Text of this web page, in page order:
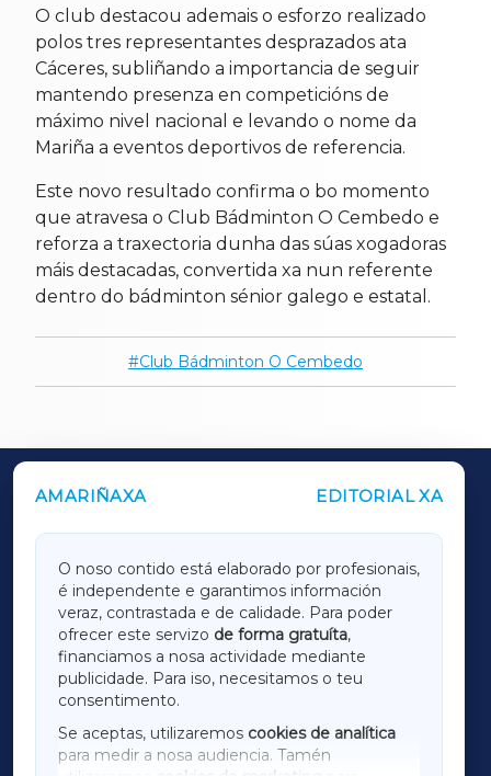
O club destacou ademais o esforzo realizado
polos tres representantes desprazados ata
Cáceres, subliñando a importancia de seguir
mantendo presenza en competicións de
máximo nivel nacional e levando o nome da
Mariña a eventos deportivos de referencia.
Este novo resultado confirma o bo momento
que atravesa o Club Bádminton O Cembedo e
reforza a traxectoria dunha das súas xogadoras
máis destacadas, convertida xa nun referente
dentro do bádminton sénior galego e estatal.
Club Bádminton O Cembedo
AMARIÑAXA EDITORIAL XA
O noso contido está elaborado por profesionais,
é independente e garantimos información
veraz, contrastada e de calidade. Para poder
ofrecer este servizo de forma gratuíta,
financiamos a nosa actividade mediante
publicidade. Para iso, necesitamos o teu
consentimento.
Se aceptas, utilizaremos cookies de analítica
para medir a nosa audiencia. Tamén
OUTROS PERIÓDICOS
LUGOXA
TERRACHAXA